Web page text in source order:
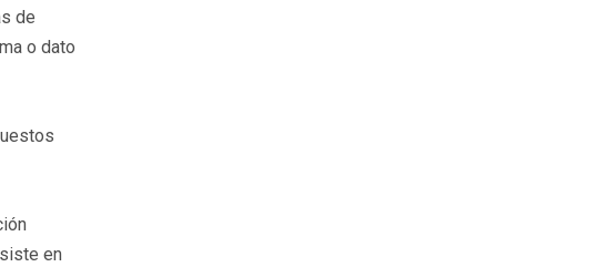
de
o dato
en